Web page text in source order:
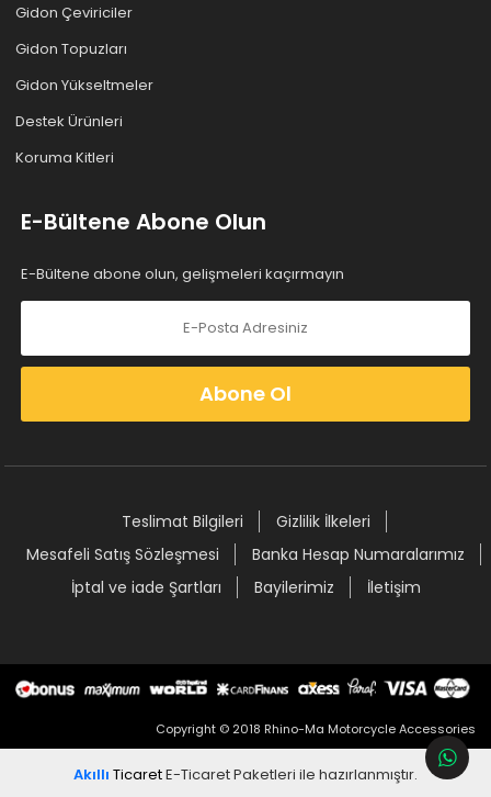
Gidon Çeviriciler
Gidon Topuzları
Gidon Yükseltmeler
Destek Ürünleri
Koruma Kitleri
E-Bültene Abone Olun
E-Bültene abone olun, gelişmeleri kaçırmayın
Abone Ol
Teslimat Bilgileri
Gizlilik İlkeleri
Mesafeli Satış Sözleşmesi
Banka Hesap Numaralarımız
İptal ve iade Şartları
Bayilerimiz İletişim
Copyright © 2018 Rhino-Ma Motorcycle Accessories
Akıllı TicaretE-Ticaret Paketleri ile hazırlanmıştır.